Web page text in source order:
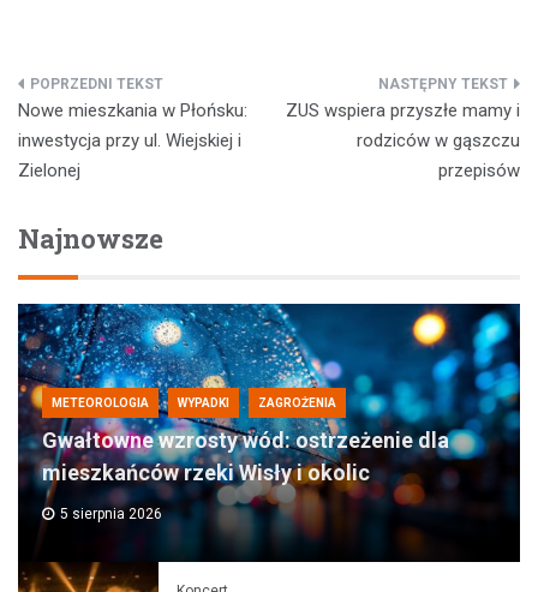
Nawigacja
wpisu
Nowe mieszkania w Płońsku:
inwestycja przy ul. Wiejskiej i
Zielonej
ZUS wspiera przyszłe mamy i
rodziców w gąszczu
przepisów
Najnowsze
METEOROLOGIA WYPADKI ZAGROŻENIA
Gwałtowne wzrosty wód: ostrzeżenie dla
mieszkańców rzeki Wisły i okolic
5 sierpnia 2026